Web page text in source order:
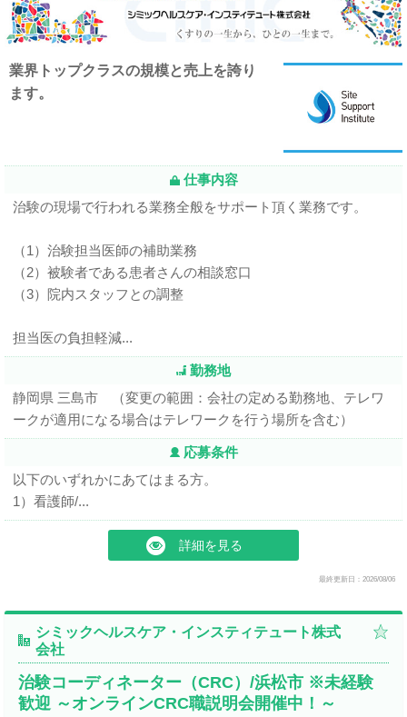
業界トップクラスの規模と売上を誇り
ます。
仕事内容
治験の現場で行われる業務全般をサポート頂く業務です。
（1）治験担当医師の補助業務
（2）被験者である患者さんの相談窓口
（3）院内スタッフとの調整
担当医の負担軽減...
勤務地
静岡県 三島市 （変更の範囲：会社の定める勤務地、テレワ
ークが適用になる場合はテレワークを行う場所を含む）
応募条件
以下のいずれかにあてはまる方。
1）看護師/...
詳細を見る
最終更新日：2026/08/06
シミックヘルスケア・インスティテュート株式
会社
治験コーディネーター（CRC）/浜松市 ※未経験
歓迎 ～オンラインCRC職説明会開催中！～